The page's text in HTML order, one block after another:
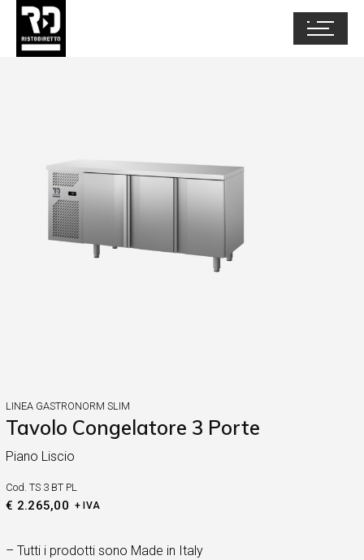
LINEA GASTRONORM SLIM
Tavolo Congelatore 3 Porte
Piano Liscio
Cod. TS 3 BT PL
€ 2.265,00 + IVA
– Tutti i prodotti sono Made in Italy